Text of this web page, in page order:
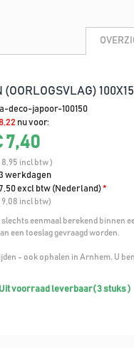
deco-japoor-100150
nu voor:
7,40
8,95 incl btw )
werkdagen
excl btw (Nederland)*
9,08 incl btw)
eenmaal berekend binnen
een toeslag gevraagd worden.
- ook ophalen in Arnhem. U
voorraad leverbaar( 3 stuks )